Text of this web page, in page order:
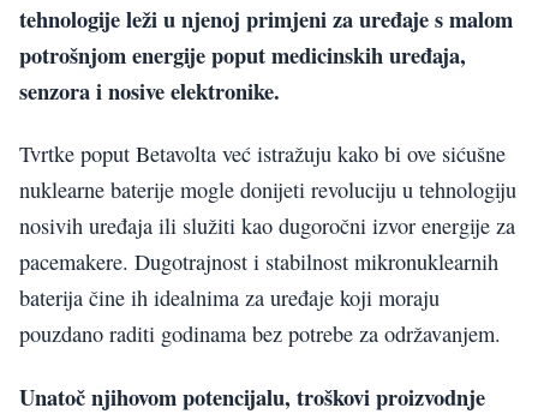
tehnologije leži u njenoj primjeni za uređaje s malom
potrošnjom energije poput medicinskih uređaja,
senzora i nosive elektronike.
Tvrtke poput Betavolta već istražuju kako bi ove sićušne
nuklearne baterije mogle donijeti revoluciju u tehnologiju
nosivih uređaja ili služiti kao dugoročni izvor energije za
pacemakere. Dugotrajnost i stabilnost mikronuklearnih
baterija čine ih idealnima za uređaje koji moraju
pouzdano raditi godinama bez potrebe za održavanjem.
Unatoč njihovom potencijalu, troškovi proizvodnje